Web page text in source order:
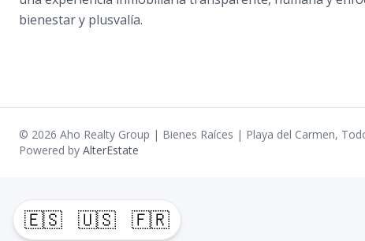
🇪🇸 🇺🇸 🇫🇷
bienestar y plusvalía.
© 2026 Aho Realty Group | Bienes Raíces | Playa del Carmen,
Powered by AlterEstate